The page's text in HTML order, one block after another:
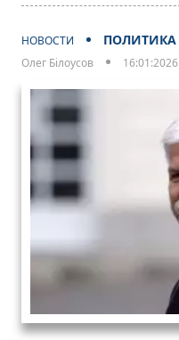
НОВОСТИ ПОЛИТИКА
Олег Білоусов 16:01:2026